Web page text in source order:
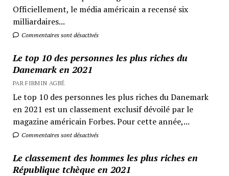
Officiellement, le média américain a recensé six
milliardaires...
Commentaires sont désactivés
Le top 10 des personnes les plus riches du
Danemark en 2021
PAR FIRMIN AGBÉ
Le top 10 des personnes les plus riches du Danemark
en 2021 est un classement exclusif dévoilé par le
magazine américain Forbes. Pour cette année,...
Commentaires sont désactivés
Le classement des hommes les plus riches en
République tchèque en 2021